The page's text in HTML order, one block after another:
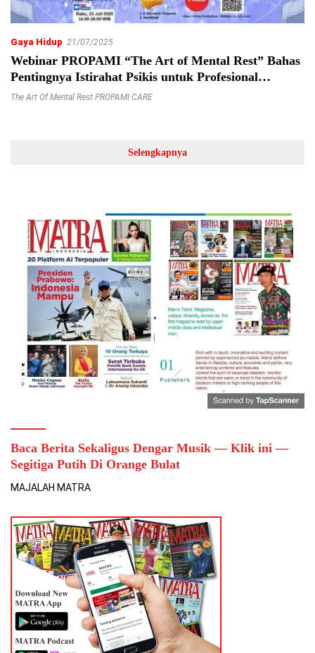
Gaya Hidup 21/07/2025
Webinar PROPAMI “The Art of Mental Rest” Bahas
Pentingnya Istirahat Psikis untuk Profesional
Finansial
The Art Of Mental Rest PROPAMI CARE
Selengkapnya
Baca Berita Sekaligus Dengar Musik — Klik ini —
Segitiga Putih Di Orange Bulat
MAJALAH MATRA